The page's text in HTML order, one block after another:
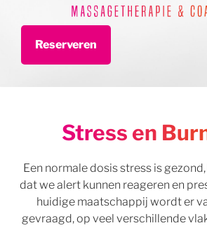
Reserveren
Stress en
Een normale dosis stress is
dat we alert kunnen reageren en
huidige maatschappij wordt er
gevraagd, op veel verschillende